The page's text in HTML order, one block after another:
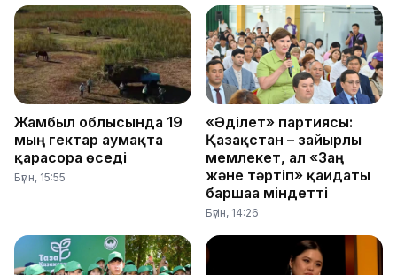
Жамбыл облысында 19
мың гектар аумақта
қарасора өседі
Бүгін, 15:55
«Әділет» партиясы:
Қазақстан – зайырлы
мемлекет, ал «Заң
және тәртіп» қағидаты
баршаға міндетті
Бүгін, 14:26